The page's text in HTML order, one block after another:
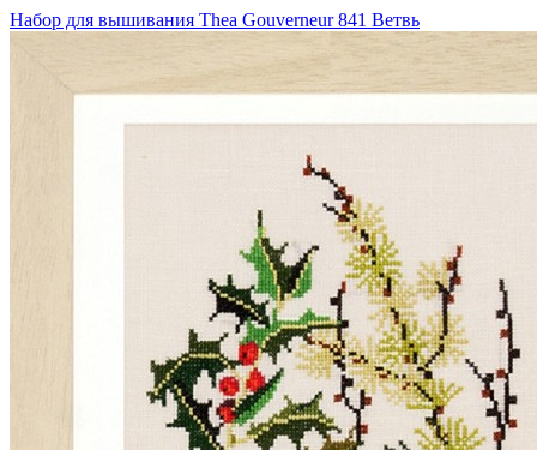
Набор для вышивания Thea Gouverneur 841 Ветвь